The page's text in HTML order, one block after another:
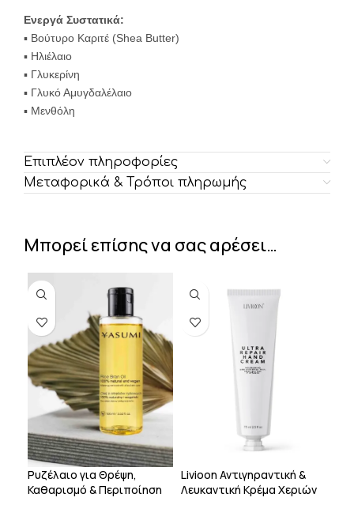
Ενεργά Συστατικά:
▪️ Βούτυρο Καριτέ (Shea Butter)
▪️ Ηλιέλαιο
▪️ Γλυκερίνη
▪️ Γλυκό Αμυγδαλέλαιο
▪️ Μενθόλη
Επιπλέον πληροφορίες
Μεταφορικά & Τρόποι πληρωμής
Μπορεί επίσης να σας αρέσει…
Ρυζέλαιο για Θρέψη,
Καθαρισμό & Περιποίηση
Livioon Αντιγηραντική &
Λευκαντική Κρέμα Χεριών